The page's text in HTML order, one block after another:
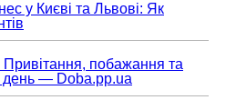
у Києві та Львові: Як
Привітання, побажання та
день — Doba.pp.ua